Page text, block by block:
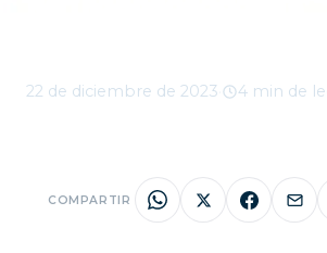
22 de diciembre de 2023 4 min de
COMPARTIR